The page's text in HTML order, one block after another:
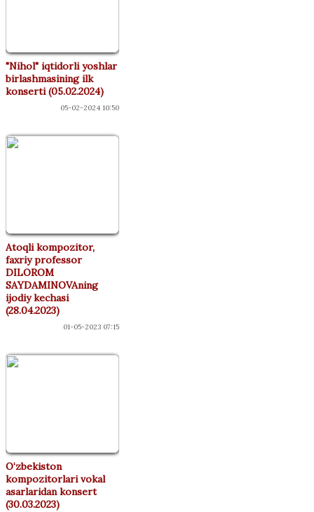
"Nihol" iqtidorli yoshlar
birlashmasining ilk
konserti (05.02.2024)
05-02-2024 10:50
Atoqli kompozitor,
faxriy professor
DILOROM
SAYDAMINOVAning
ijodiy kechasi
(28.04.2023)
01-05-2023 07:15
O‘zbekiston
kompozitorlari vokal
asarlaridan konsert
(30.03.2023)